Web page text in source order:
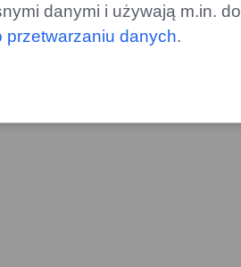
danymi i używają m.in. do
przetwarzaniu danych.